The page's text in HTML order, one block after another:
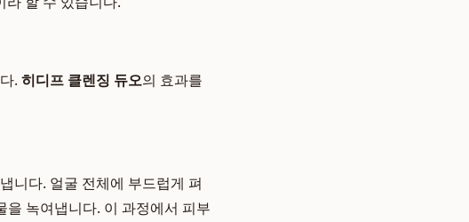
. 히디프 클렌징 듀오의 효과를
니다. 얼굴 전체에 부드럽게 펴
녹여냅니다. 이 과정에서 피부